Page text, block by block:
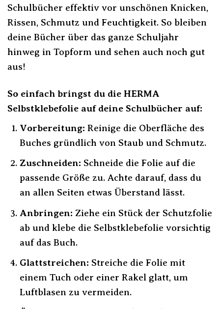
Schulbücher effektiv vor unschönen Knicken,
Rissen, Schmutz und Feuchtigkeit. So bleiben
deine Bücher über das ganze Schuljahr
hinweg in Topform und sehen auch noch gut
aus!
So einfach bringst du die HERMA
Selbstklebefolie auf deine Schulbücher auf:
Vorbereitung: Reinige die Oberfläche des
Buches gründlich von Staub und Schmutz.
Zuschneiden: Schneide die Folie auf die
passende Größe zu. Achte darauf, dass du
an allen Seiten etwas Überstand lässt.
Anbringen: Ziehe ein Stück der Schutzfolie
ab und klebe die Selbstklebefolie vorsichtig
auf das Buch.
Glattstreichen: Streiche die Folie mit
einem Tuch oder einer Rakel glatt, um
Luftblasen zu vermeiden.